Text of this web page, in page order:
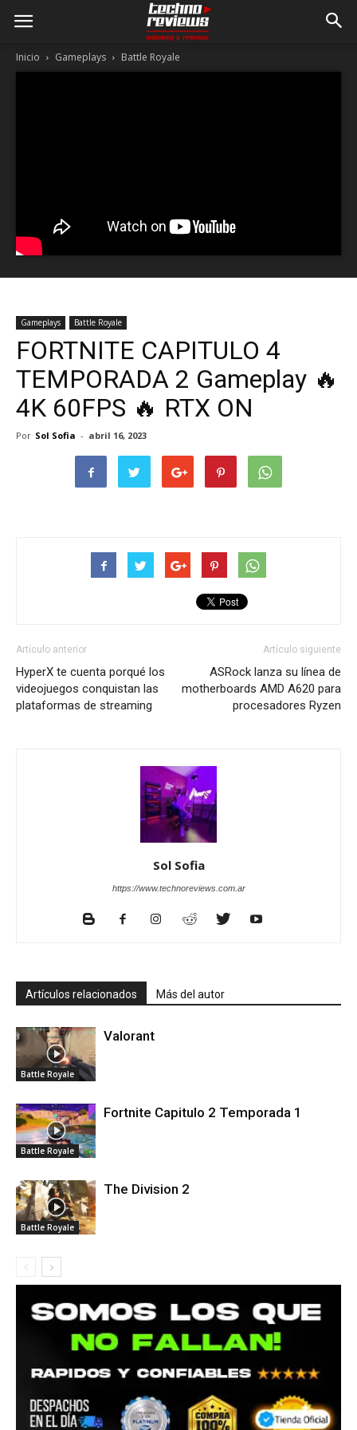
Inicio Gameplays Battle Royale
Gameplays Battle Royale
FORTNITE CAPITULO 4
TEMPORADA 2 Gameplay 🔥
4K 60FPS 🔥 RTX ON
Por Sol Sofia - abril 16, 2023
Artículo anterior
HyperX te cuenta porqué los
videojuegos conquistan las
plataformas de streaming
Artículo siguiente
ASRock lanza su línea de
motherboards AMD A620 para
procesadores Ryzen
Sol Sofia
https://www.technoreviews.com.ar
Artículos relacionados Más del autor
Battle Royale
Valorant
Battle Royale
Fortnite Capitulo 2 Temporada 1
Battle Royale
The Division 2